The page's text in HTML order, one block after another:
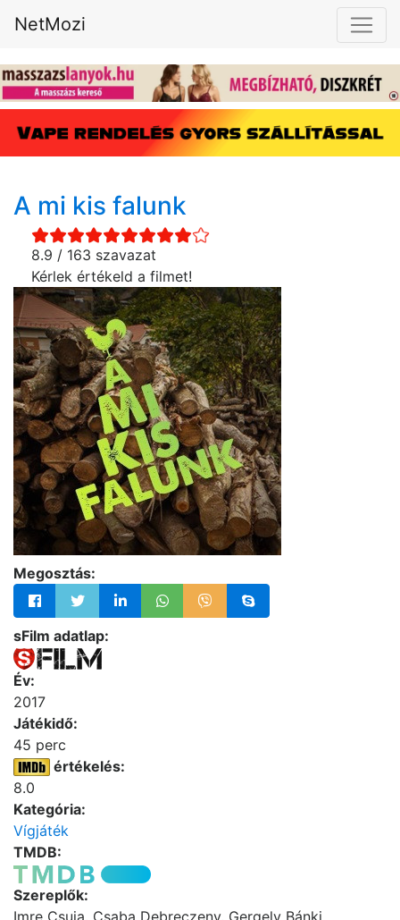
NetMozi
A mi kis falunk
8.9 / 163 szavazat
Kérlek értékeld a filmet!
Megosztás:
sFilm adatlap:
Év:
2017
Játékidő:
45 perc
értékelés:
8.0
Kategória:
Vígjáték
TMDB:
Szereplők:
Imre Csuja, Csaba Debreczeny, Gergely Bánki